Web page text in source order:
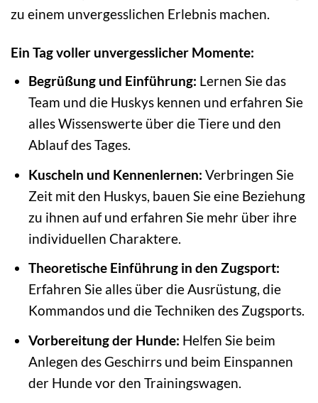
zu einem unvergesslichen Erlebnis machen.
Ein Tag voller unvergesslicher Momente:
Begrüßung und Einführung: Lernen Sie das
Team und die Huskys kennen und erfahren Sie
alles Wissenswerte über die Tiere und den
Ablauf des Tages.
Kuscheln und Kennenlernen: Verbringen Sie
Zeit mit den Huskys, bauen Sie eine Beziehung
zu ihnen auf und erfahren Sie mehr über ihre
individuellen Charaktere.
Theoretische Einführung in den Zugsport:
Erfahren Sie alles über die Ausrüstung, die
Kommandos und die Techniken des Zugsports.
Vorbereitung der Hunde: Helfen Sie beim
Anlegen des Geschirrs und beim Einspannen
der Hunde vor den Trainingswagen.